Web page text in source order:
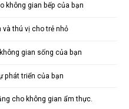
không gian bếp của bạn
và thú vị cho trẻ nhỏ
gian sống của bạn
phát triển của bạn
cho không gian ẩm thực.